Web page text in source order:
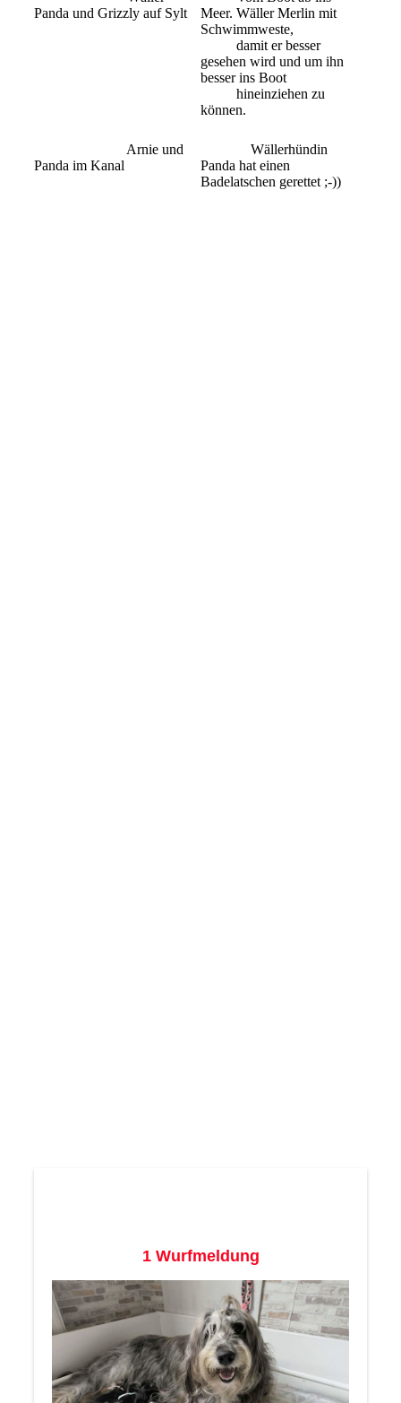
Panda und Grizzly auf Sylt
Meer. Wäller Merlin mit
Schwimmweste,
damit er besser
gesehen wird und um ihn
besser ins Boot
hineinziehen zu
können.
Arnie und
Panda im Kanal
Wällerhündin
Panda hat einen
Badelatschen gerettet ;-))
1 Wurfmeldung